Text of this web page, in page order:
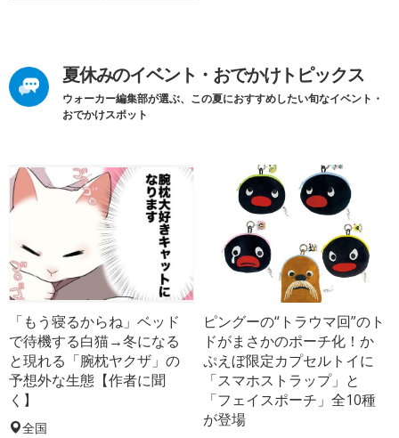
夏休みのイベント・おでかけトピックス
ウォーカー編集部が選ぶ、この夏におすすめしたい旬なイベント・
おでかけスポット
「もう寝るからね」ベッド
で待機する白猫→冬になる
と現れる「腕枕ヤクザ」の
予想外な生態【作者に聞
く】
全国
ピングーの“トラウマ回”のト
ドがまさかのポーチ化！か
ぷえぼ限定カプセルトイに
「スマホストラップ」と
「フェイスポーチ」全10種
が登場